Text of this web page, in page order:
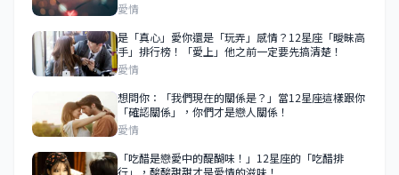
愛情
是「真心」愛你還是「玩弄」感情？12星座「曖昧高
手」排行榜！「愛上」他之前一定要先搞清楚！
愛情
想問你：「我們現在的關係是？」當12星座這樣跟你
「確認關係」，你們才是戀人關係！
愛情
「吃醋是戀愛中的醍醐味！」12星座的「吃醋排